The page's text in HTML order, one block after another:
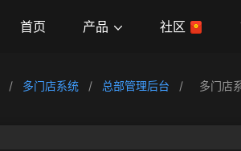
首页 产品 社区
/ 多门店系统 / 总部管理后台 /
多门店